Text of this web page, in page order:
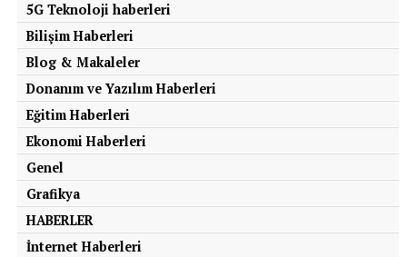
5G Teknoloji haberleri
Bilişim Haberleri
Blog & Makaleler
Donanım ve Yazılım Haberleri
Eğitim Haberleri
Ekonomi Haberleri
Genel
Grafikya
HABERLER
İnternet Haberleri